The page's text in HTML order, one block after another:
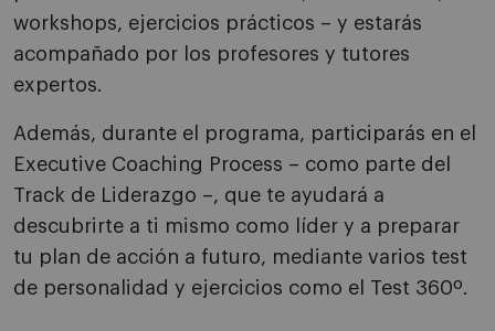
workshops, ejercicios prácticos – y estarás
acompañado por los profesores y tutores
expertos.
Además, durante el programa, participarás en el
Executive Coaching Process – como parte del
Track de Liderazgo –, que te ayudará a
descubrirte a ti mismo como líder y a preparar
tu plan de acción a futuro, mediante varios test
de personalidad y ejercicios como el Test 360º.